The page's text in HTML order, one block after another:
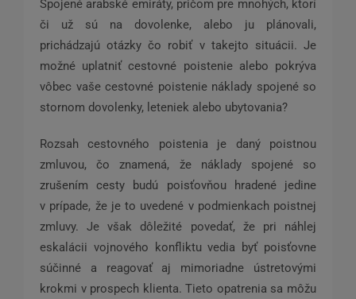
Spojené arabské emiráty, pričom pre mnohých, ktorí
či už sú na dovolenke, alebo ju plánovali,
prichádzajú otázky čo robiť v takejto situácii. Je
možné uplatniť cestovné poistenie alebo pokrýva
vôbec vaše cestovné poistenie náklady spojené so
stornom dovolenky, leteniek alebo ubytovania?
Rozsah cestovného poistenia je daný poistnou
zmluvou, čo znamená, že náklady spojené so
zrušením cesty budú poisťovňou hradené jedine
v prípade, že je to uvedené v podmienkach poistnej
zmluvy. Je však dôležité povedať, že pri náhlej
eskalácii vojnového konfliktu vedia byť poisťovne
súčinné a reagovať aj mimoriadne ústretovými
krokmi v prospech klienta. Tieto opatrenia sa môžu